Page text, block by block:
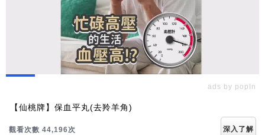
ads by popIn
【仙桃牌】保血平丸(去羚羊角)
觀看次數 44,196次 深入了解